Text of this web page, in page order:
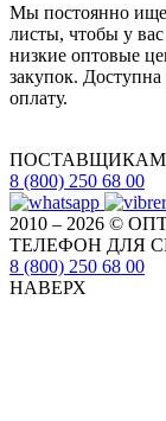
Мы постоянно
листы, чтобы у
низкие оптовые
закупок.
оплату.
ПОСТАВЩИКАМ
8 (800) 250 68 00
2010 – 2026 ©
ТЕЛЕФОН ДЛЯ
8 (800) 250 68 00
НАВЕРХ